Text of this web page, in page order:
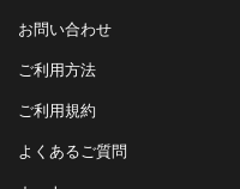
お問い合わせ
ご利用方法
ご利用規約
よくあるご質問